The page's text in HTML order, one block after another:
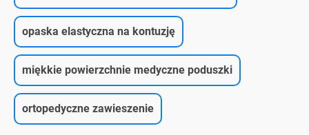
opaska elastyczna na kontuzję
miękkie powierzchnie medyczne poduszki
ortopedyczne zawieszenie